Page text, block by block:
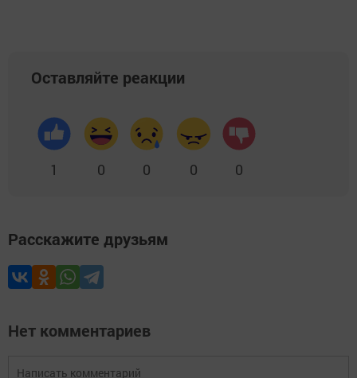
Оставляйте реакции
1 0 0 0 0
Расскажите друзьям
Нет комментариев